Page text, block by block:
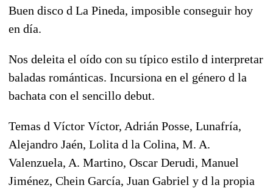
Buen disco d La Pineda, imposible conseguir hoy
en día.
Nos deleita el oído con su típico estilo d interpretar
baladas románticas. Incursiona en el género d la
bachata con el sencillo debut.
Temas d Víctor Víctor, Adrián Posse, Lunafría,
Alejandro Jaén, Lolita d la Colina, M. A.
Valenzuela, A. Martino, Oscar Derudi, Manuel
Jiménez, Chein García, Juan Gabriel y d la propia